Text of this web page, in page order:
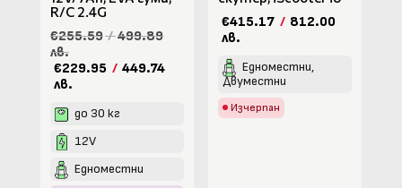
R/C 2.4G
€255.59/499.89
лв.
€229.95 / 449.74
лв.
до 30 кг
12V
Едноместни
€415.17 / 812.00
лв.
Едноместни,
Двуместни
Изчерпан